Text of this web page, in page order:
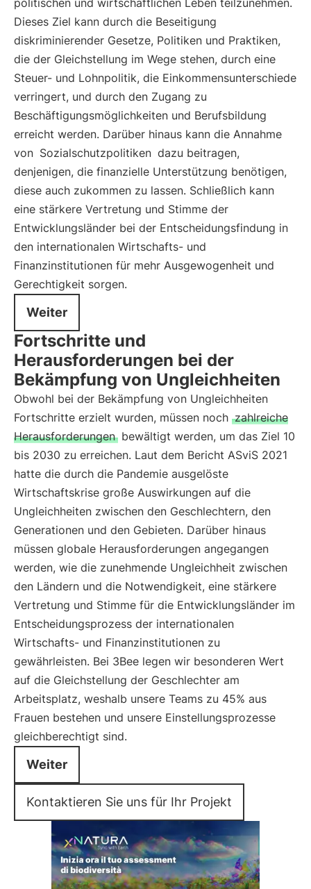
politischen und wirtschaftlichen Leben teilzunehmen.
Dieses Ziel kann durch die Beseitigung
diskriminierender Gesetze, Politiken und Praktiken,
die der Gleichstellung im Wege stehen, durch eine
Steuer- und Lohnpolitik, die Einkommensunterschiede
verringert, und durch den Zugang zu
Beschäftigungsmöglichkeiten und Berufsbildung
erreicht werden. Darüber hinaus kann die Annahme
von Sozialschutzpolitiken dazu beitragen,
denjenigen, die finanzielle Unterstützung benötigen,
diese auch zukommen zu lassen. Schließlich kann
eine stärkere Vertretung und Stimme der
Entwicklungsländer bei der Entscheidungsfindung in
den internationalen Wirtschafts- und
Finanzinstitutionen für mehr Ausgewogenheit und
Gerechtigkeit sorgen.
Weiter
Fortschritte und
Herausforderungen bei der
Bekämpfung von Ungleichheiten
Obwohl bei der Bekämpfung von Ungleichheiten
Fortschritte erzielt wurden, müssen noch zahlreiche
Herausforderungen bewältigt werden, um das Ziel 10
bis 2030 zu erreichen. Laut dem Bericht ASviS 2021
hatte die durch die Pandemie ausgelöste
Wirtschaftskrise große Auswirkungen auf die
Ungleichheiten zwischen den Geschlechtern, den
Generationen und den Gebieten. Darüber hinaus
müssen globale Herausforderungen angegangen
werden, wie die zunehmende Ungleichheit zwischen
den Ländern und die Notwendigkeit, eine stärkere
Vertretung und Stimme für die Entwicklungsländer im
Entscheidungsprozess der internationalen
Wirtschafts- und Finanzinstitutionen zu
gewährleisten. Bei 3Bee legen wir besonderen Wert
auf die Gleichstellung der Geschlechter am
Arbeitsplatz, weshalb unsere Teams zu 45% aus
Frauen bestehen und unsere Einstellungsprozesse
gleichberechtigt sind.
Weiter
Kontaktieren Sie uns für Ihr Projekt